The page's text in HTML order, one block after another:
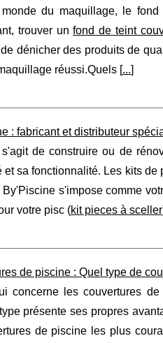
du maquillage, le
trouver unfond de teint
dénicher des produits de
réussi.Quels [...]
: fabricant et distributeur
s'agit de construire ou de
et sa fonctionnalité. Les kits
By'Piscine s'impose comme
votre pisc (kit pieces à sceller
de piscine : Quel type de
concerne les couvertures
présente ses propres
de piscine les plus